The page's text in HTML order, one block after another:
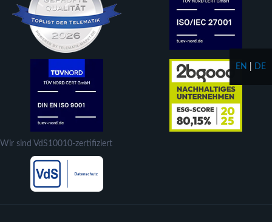
Wir sind VdS10010-zertifiziert
EN DE